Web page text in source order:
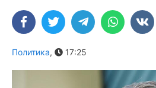
Политика, 17:25